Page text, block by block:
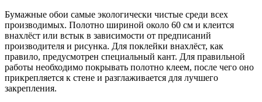
Бумажные обои самые экологически чистые среди всех
производимых. Полотно шириной около 60 см и клеится
внахлёст или встык в зависимости от предписаний
производителя и рисунка. Для поклейки внахлёст, как
правило, предусмотрен специальный кант. Для правильной
работы необходимо покрывать полотно клеем, после чего оно
прикрепляется к стене и разглаживается для лучшего
закрепления.